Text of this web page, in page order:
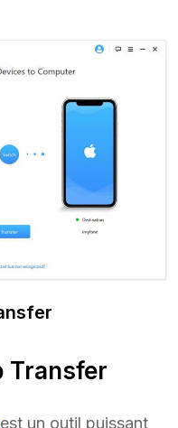
Transfer
est un outil puissant